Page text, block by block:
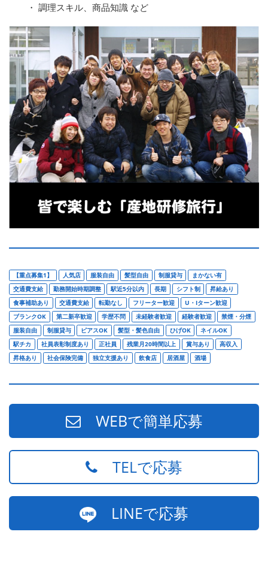
・ 調理スキル、商品知識 など
【重点募集1】 人気店 服装自由 髪型自由 制服貸与
まかない有
交通費支給
勤務開始時期調整 駅近5分以内 長期 シフト制
昇給あり
食事補助あり
交通費支給 転勤なし フリーター歓迎
U・Iターン歓迎
ブランクOK
第二新卒歓迎 学歴不問 未経験者歓迎 経験者歓迎
禁煙・分煙
服装自由
制服貸与 ピアスOK 髪型・髪色自由 ひげOK
ネイルOK
駅チカ
社員表彰制度あり 正社員 残業月20時間以上 賞与あり
高収入
昇格あり
社会保険完備 独立支援あり 飲食店 居酒屋 酒場
WEBで簡単応募
TELで応募
LINEで応募